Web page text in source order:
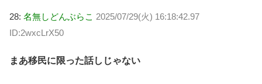
28: 名無しどんぶらこ 2025/07/29(火) 16:18:42.97
ID:2wxcLrX50
まあ移民に限った話しじゃない